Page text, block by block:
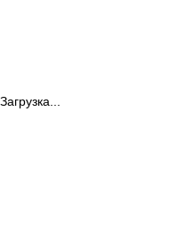
Загрузка...